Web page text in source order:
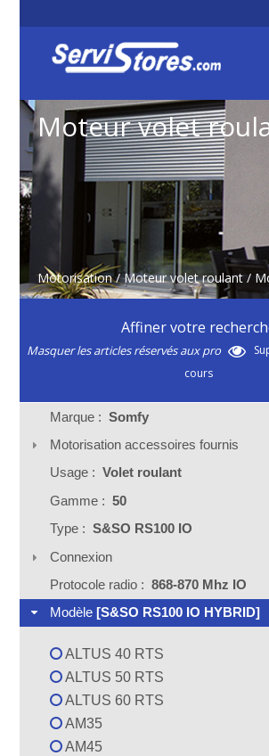
Moteur volet
Motorisation /Moteur volet roulant /
Affiner votre
Masquer les articles réservés aux pro
cours
Marque : Somfy
Motorisation accessoires fournis
Usage : Volet roulant
Gamme : 50
Type : S&SO RS100 IO
Connexion
Protocole radio : 868-870 Mhz IO
Modèle [S&SO RS100 IO HYBRID]
ALTUS 40 RTS
ALTUS 50 RTS
ALTUS 60 RTS
AM35
AM45